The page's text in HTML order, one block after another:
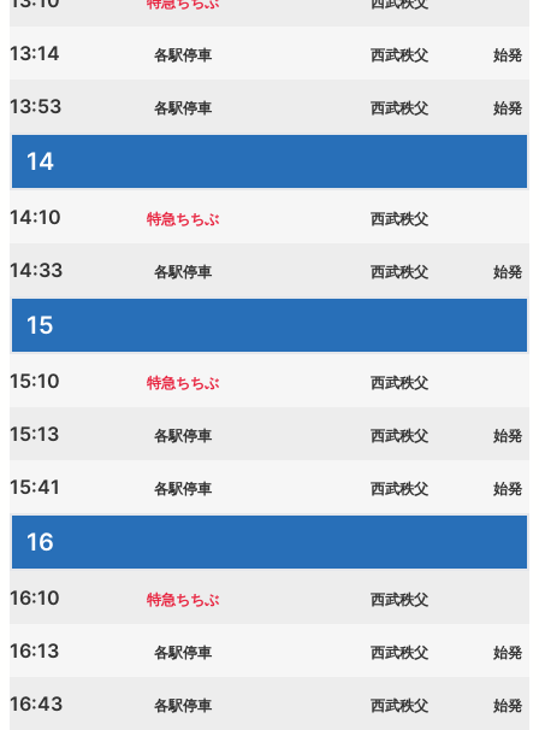
13:14 各駅停車 西武秩父 始発
13:53 各駅停車 西武秩父 始発
14
14:10 特急ちちぶ 西武秩父
14:33 各駅停車 西武秩父 始発
15
15:10 特急ちちぶ 西武秩父
15:13 各駅停車 西武秩父 始発
15:41 各駅停車 西武秩父 始発
16
16:10 特急ちちぶ 西武秩父
16:13 各駅停車 西武秩父 始発
16:43 各駅停車 西武秩父 始発